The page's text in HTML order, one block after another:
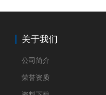
关于我们
公司简介
荣誉资质